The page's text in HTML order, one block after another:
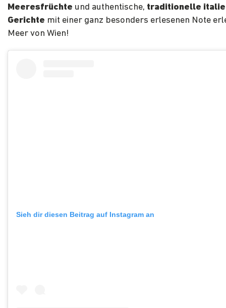
Meeresfrüchte und authentische, traditionelle
Gerichte mit einer ganz besonders erlesenen Note
Meer von Wien!
Sieh dir diesen Beitrag auf Instagram an